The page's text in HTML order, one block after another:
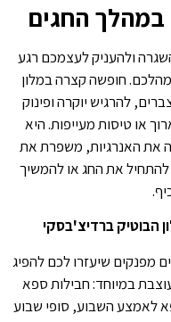
במהלך החגים
ולהעניק לעצמכם רגע
חופשה קצרה במלון
להרגיש יוקרה ופינוק
או טיסות מעייפות. היא
את האנרגיות, משפרת את
את החג או להמשיך
הבוטיק ברדיצ'בסקי
מפנקים שיעזרו לכם להפיג
במיוחד: חבילות ספא
לאמצע השבוע, סופי שבוע